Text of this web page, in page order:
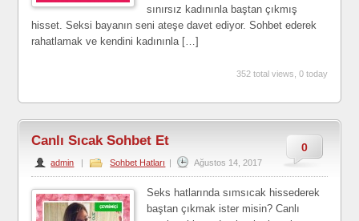
sınırsız kadınınla baştan çıkmış
hisset. Seksi bayanın seni ateşe davet ediyor. Sohbet ederek
rahatlamak ve kendini kadınınla […]
352 total views, 0 today
0
Canlı Sıcak Sohbet Et
admin | Sohbet Hatları | Ağustos 14, 2017
Seks hatlarında sımsıcak hissederek
baştan çıkmak ister misin? Canlı